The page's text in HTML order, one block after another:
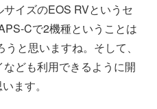
イズのEOS RVというセ
Cで2機種ということは
と思いますね。そして、
ども利用できるように開
ます。